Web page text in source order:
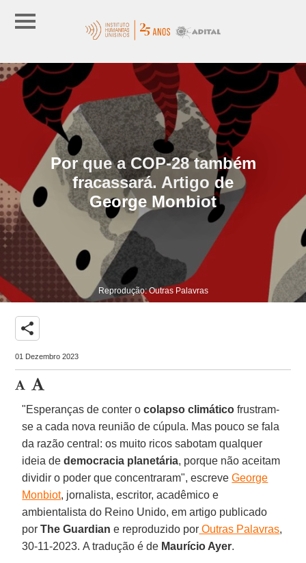
Por que a COP-28 também
fracassará. Artigo de
George Monbiot
Reprodução: Outras Palavras
share
01 Dezembro 2023
"Esperanças de conter ocolapso climático frustram-
se a cada nova reunião de cúpula. Mas pouco se fala
da razão central: os muito ricos sabotam qualquer
ideia dedemocracia planetária, porque não aceitam
dividir o poder que concentraram", escreveGeorge
Monbiot, jornalista, escritor, acadêmico e
ambientalista do Reino Unido, em artigo publicado
porThe Guardiane reproduzido por Outras Palavras,
30-11-2023. A tradução é de Maurício Ayer.